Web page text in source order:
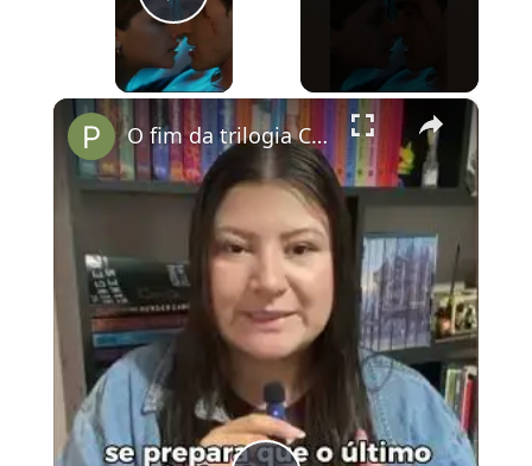
Play Video
×
O fim da trilogia Culpados no Prime Vídeo